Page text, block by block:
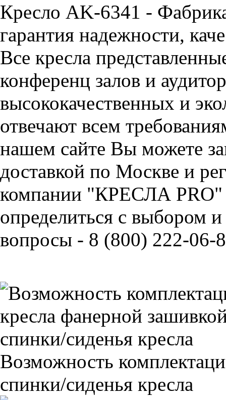
Кресло AK-6341 -
гарантия надежности,
Все кресла
конференц залов и
высококачественных и
отвечают всем
нашем сайте Вы можете
доставкой по Москве и
компании "КРЕСЛА PRO"
определиться с выбором
вопросы - 8 (800) 222-06-
Возможность
спинки/сиденья кресла